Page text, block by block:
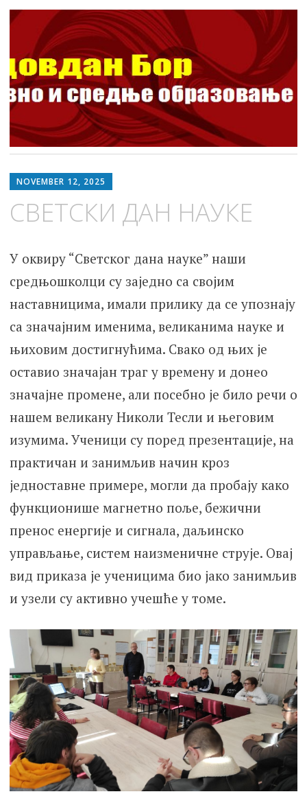
ШОСО Видовдан Бор
Школа за основно и средње образовање
to
NOVEMBER 12, 2025
СВЕТСКИ ДАН НАУКЕ
У оквиру “Светског дана науке” наши
средњошколци су заједно са својим
наставницима, имали прилику да се упознају
са значајним именима, великанима науке и
њиховим достигнућима. Свако од њих је
оставио значајан траг у времену и донео
значајне промене, али посебно је било речи о
нашем великану Николи Тесли и његовим
изумима. Ученици су поред презентације, на
практичан и занимљив начин кроз
једноставне примере, могли да пробају како
функционише магнетно поље, бежични
пренос енергије и сигнала, даљинско
управљање, систем наизменичне струје. Овај
вид приказа је ученицима био јако занимљив
и узели су активно учешће у томе.